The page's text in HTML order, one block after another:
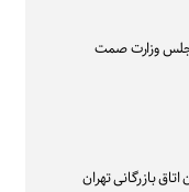
وزارت صمت
بازرگانی تهران